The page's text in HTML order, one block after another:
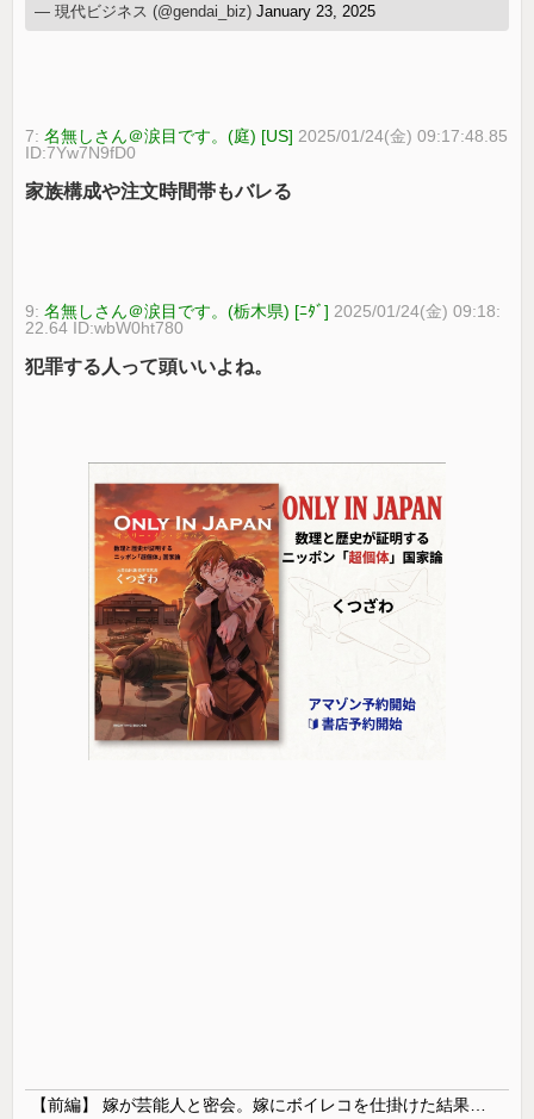
— 現代ビジネス (@gendai_biz)January 23, 2025
7:名無しさん＠涙目です。(庭) [US] 2025/01/24(金) 09:17:48.85
ID:7Yw7N9fD0
家族構成や注文時間帯もバレる
9:名無しさん＠涙目です。(栃木県) [ﾆﾀﾞ] 2025/01/24(金) 09:18:
22.64 ID:wbW0ht780
犯罪する人って頭いいよね。